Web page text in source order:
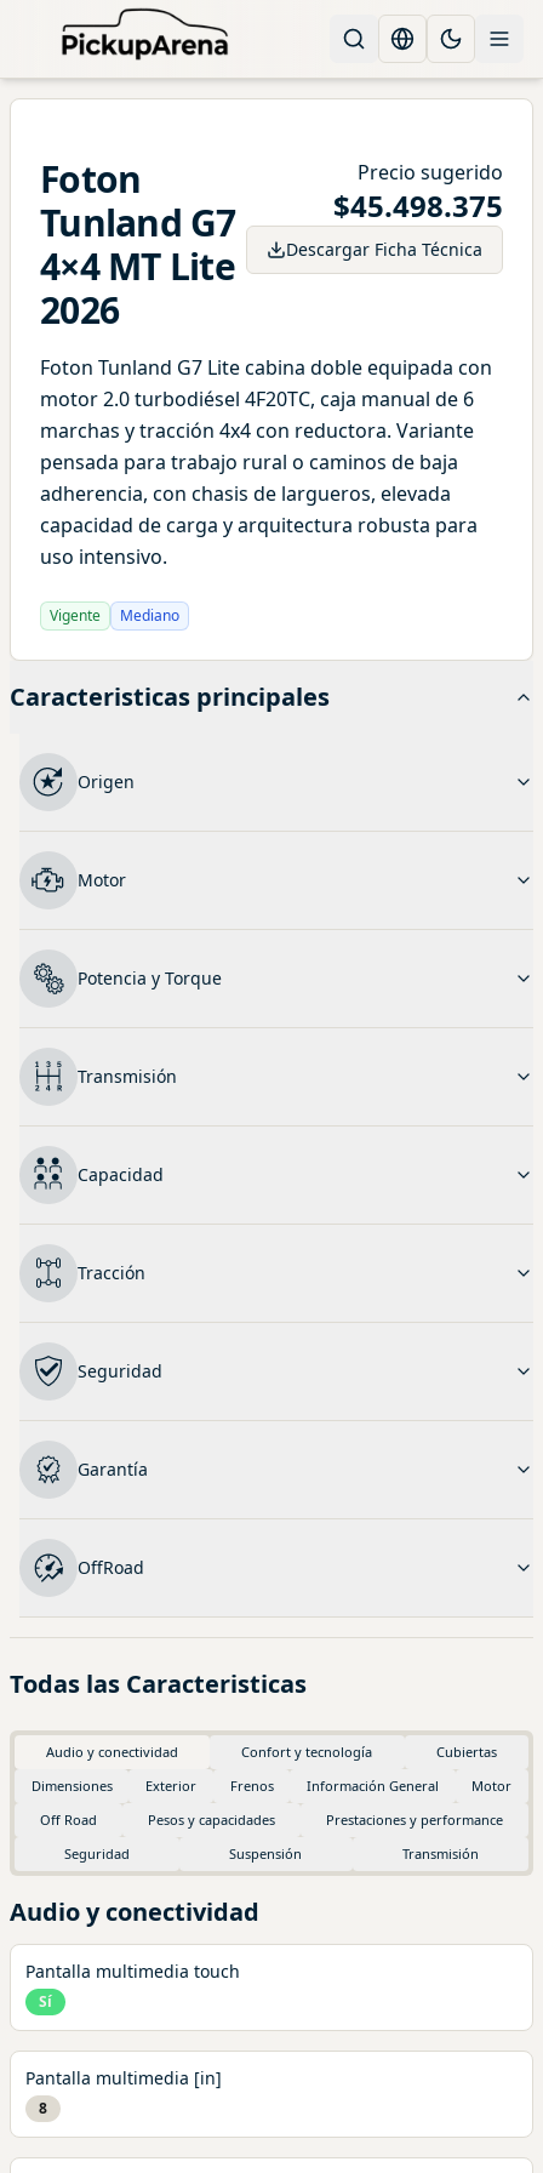
ChangeToggle
Foton
Tunland G7
4×4 MT Lite
2026
Precio sugerido
$45.498.375
Descargar Ficha Técnica
Foton Tunland G7 Lite cabina doble equipada con
motor 2.0 turbodiésel 4F20TC, caja manual de 6
marchas y tracción 4x4 con reductora. Variante
pensada para trabajo rural o caminos de baja
adherencia, con chasis de largueros, elevada
capacidad de carga y arquitectura robusta para
uso intensivo.
Vigente Mediano
Caracteristicas principales
Origen
Motor
Potencia y Torque
Transmisión
Capacidad
Tracción
Seguridad
Garantía
OffRoad
Todas las Caracteristicas
Audio y conectividad Confort y tecnología
Cubiertas
Dimensiones
Exterior Frenos Información General
Motor
Off Road
Pesos y capacidades
Prestaciones y performance
Seguridad
Suspensión Transmisión
Audio y conectividad
Pantalla multimedia touch
Sí
Pantalla multimedia [in]
8